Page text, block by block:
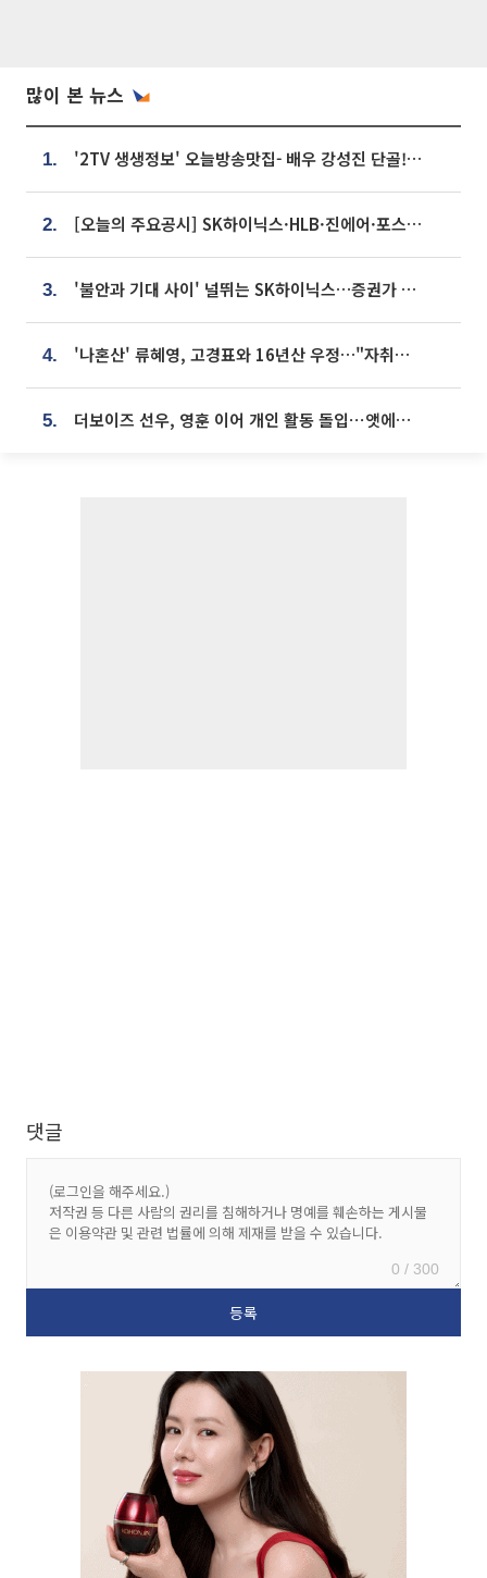
많이 본 뉴스
1. '2TV 생생정보' 오늘방송맛집- 배우 강성진 단골! 쌀국수ㆍ푸팟퐁 커리 맛집 '블○○○'
2. [오늘의 주요공시] SK하이닉스·HLB·진에어·포스코홀딩스·네이버·대우건설 등
3. '불안과 기대 사이' 널뛰는 SK하이닉스…증권가 "HBM4·LTA 기반 펀터멘털 견고"
4. '나혼산' 류혜영, 고경표와 16년산 우정…"자취방서 부모님과 마주쳐"
5. 더보이즈 선우, 영훈 이어 개인 활동 돌입⋯앳에어리어와 전속계약
댓글
0 / 300